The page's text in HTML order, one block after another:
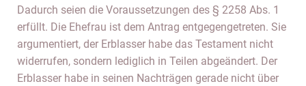
Dadurch seien die Voraussetzungen des § 2258 Abs. 1
erfüllt. Die Ehefrau ist dem Antrag entgegengetreten. Sie
argumentiert, der Erblasser habe das Testament nicht
widerrufen, sondern lediglich in Teilen abgeändert. Der
Erblasser habe in seinen Nachträgen gerade nicht über